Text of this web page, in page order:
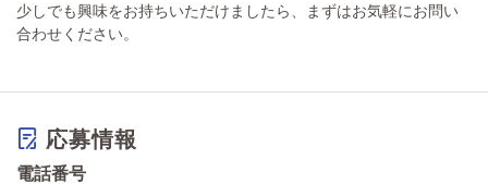
少しでも興味をお持ちいただけましたら、まずはお気軽にお問い
合わせください。
応募情報
電話番号